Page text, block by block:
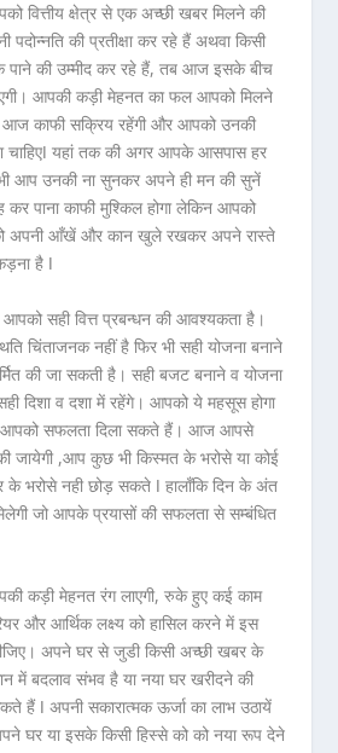
वित्तीय क्षेत्र से एक अच्छी खबर मिलने की
की प्रतीक्षा कर रहे हैं अथवा किसी
के पाने की उम्मीद कर रहे हैं, तब आज इसके बीच
आपकी कड़ी मेहनत का फल आपको मिलने
आज काफी सक्रिय रहेंगी और आपको उनकी
यहां तक की अगर आपके आसपास हर
आप उनकी ना सुनकर अपने ही मन की सुनें
पाना काफी मुश्किल होगा लेकिन आपको
अपनी आँखें और कान खुले रखकर अपने रास्ते
है ǀ
सही वित्त प्रबन्धन की आवश्यकता है।
चिंताजनक नहीं है फिर भी सही योजना बनाने
की जा सकती है। सही बजट बनाने व योजना
दिशा व दशा में रहेंगे। आपको ये महसूस होगा
आपको सफलता दिला सकते हैं। आज आपसे
जायेगी ,आप कुछ भी किस्मत के भरोसे या कोई
के भरोसे नही छोड़ सकते ǀ हालाँकि दिन के अंत
जो आपके प्रयासों की सफलता से सम्बंधित
कड़ी मेहनत रंग लाएगी, रुके हुए कई काम
और आर्थिक लक्ष्य को हासिल करने में इस
अपने घर से जुडी किसी अच्छी खबर के
में बदलाव संभव है या नया घर खरीदने की
हैं ǀ अपनी सकारात्मक ऊर्जा का लाभ उठायें
घर या इसके किसी हिस्से को को नया रूप देने